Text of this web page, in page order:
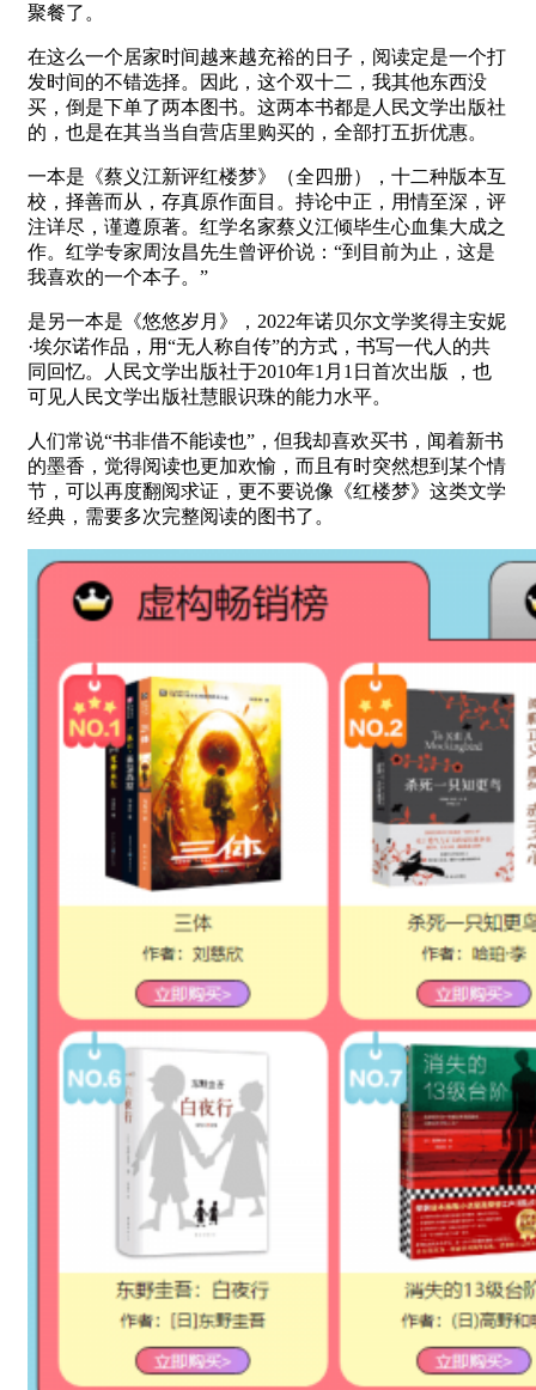
聚餐了。
在这么一个居家时间越来越充裕的日子，阅读定是一个打
发时间的不错选择。因此，这个双十二，我其他东西没
买，倒是下单了两本图书。这两本书都是人民文学出版社
的，也是在其当当自营店里购买的，全部打五折优惠。
一本是《蔡义江新评红楼梦》（全四册），十二种版本互
校，择善而从，存真原作面目。持论中正，用情至深，评
注详尽，谨遵原著。红学名家蔡义江倾毕生心血集大成之
作。红学专家周汝昌先生曾评价说：“到目前为止，这是
我喜欢的一个本子。”
是另一本是《悠悠岁月》，2022年诺贝尔文学奖得主安妮
·埃尔诺作品，用“无人称自传”的方式，书写一代人的共
同回忆。人民文学出版社于2010年1月1日首次出版 ，也
可见人民文学出版社慧眼识珠的能力水平。
人们常说“书非借不能读也”，但我却喜欢买书，闻着新书
的墨香，觉得阅读也更加欢愉，而且有时突然想到某个情
节，可以再度翻阅求证，更不要说像《红楼梦》这类文学
经典，需要多次完整阅读的图书了。